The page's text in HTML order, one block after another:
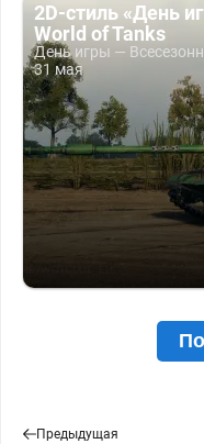
2D-стиль «День
World of Tanks
День игры —
31 мая
Предыдущая